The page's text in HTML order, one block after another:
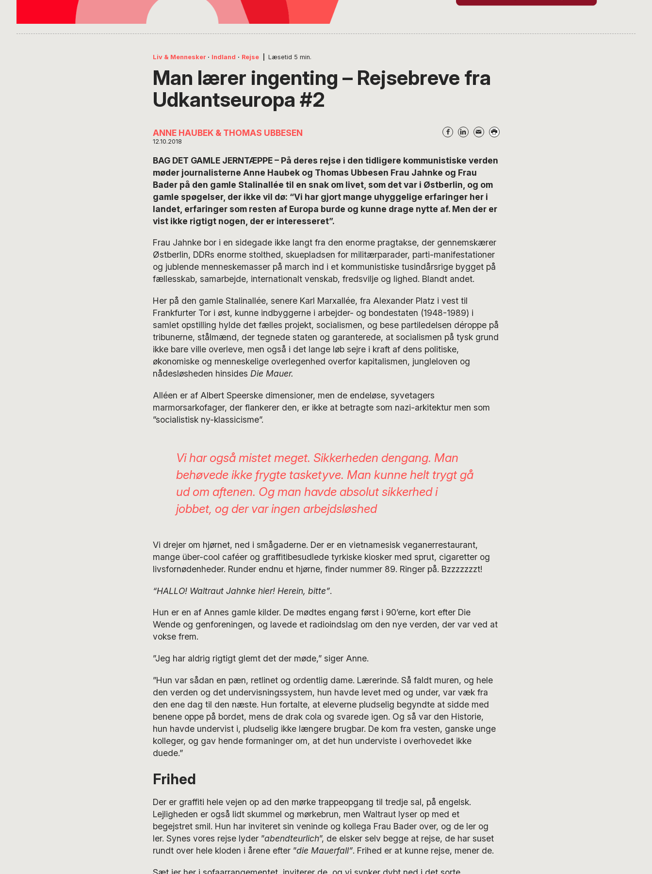
Liv & Mennesker · Indland · Rejse Læsetid 5 min.
Man lærer ingenting – Rejsebreve fra
Udkantseuropa #2
ANNE HAUBEK & THOMAS UBBESEN
12.10.2018
BAG DET GAMLE JERNTÆPPE – På deres rejse i den tidligere kommunistiske verden
møder journalisterne Anne Haubek og Thomas Ubbesen Frau Jahnke og Frau
Bader på den gamle Stalinallée til en snak om livet, som det var i Østberlin, og om
gamle spøgelser, der ikke vil dø: “Vi har gjort mange uhyggelige erfaringer her i
landet, erfaringer som resten af Europa burde og kunne drage nytte af. Men der er
vist ikke rigtigt nogen, der er interesseret”.
Frau Jahnke bor i en sidegade ikke langt fra den enorme pragtakse, der gennemskærer
Østberlin, DDRs enorme stolthed, skuepladsen for militærparader, parti-manifestationer
og jublende menneskemasser på march ind i et kommunistiske tusindårsrige bygget på
fællesskab, samarbejde, internationalt venskab, fredsvilje og lighed. Blandt andet.
Her på den gamle Stalinallée, senere Karl Marxallée, fra Alexander Platz i vest til
Frankfurter Tor i øst, kunne indbyggerne i arbejder- og bondestaten (1948-1989) i
samlet opstilling hylde det fælles projekt, socialismen, og bese partiledelsen déroppe på
tribunerne, stålmænd, der tegnede staten og garanterede, at socialismen på tysk grund
ikke bare ville overleve, men også i det lange løb sejre i kraft af dens politiske,
økonomiske og menneskelige overlegenhed overfor kapitalismen, jungleloven og
nådesløsheden hinsides Die Mauer.
Alléen er af Albert Speerske dimensioner, men de endeløse, syvetagers
marmorsarkofager, der flankerer den, er ikke at betragte som nazi-arkitektur men som
”socialistisk ny-klassicisme”.
Vi har også mistet meget. Sikkerheden dengang. Man
behøvede ikke frygte tasketyve. Man kunne helt trygt gå
ud om aftenen. Og man havde absolut sikkerhed i
jobbet, og der var ingen arbejdsløshed
Vi drejer om hjørnet, ned i smågaderne. Der er en vietnamesisk veganerrestaurant,
mange über-cool caféer og graffitibesudlede tyrkiske kiosker med sprut, cigaretter og
livsfornødenheder. Runder endnu et hjørne, finder nummer 89. Ringer på. Bzzzzzzzt!
“HALLO! Waltraut Jahnke hier! Herein, bitte”.
Hun er en af Annes gamle kilder. De mødtes engang først i 90’erne, kort efter Die
Wende og genforeningen, og lavede et radioindslag om den nye verden, der var ved at
vokse frem.
”Jeg har aldrig rigtigt glemt det der møde,” siger Anne.
”Hun var sådan en pæn, retlinet og ordentlig dame. Lærerinde. Så faldt muren, og hele
den verden og det undervisningssystem, hun havde levet med og under, var væk fra
den ene dag til den næste. Hun fortalte, at eleverne pludselig begyndte at sidde med
benene oppe på bordet, mens de drak cola og svarede igen. Og så var den Historie,
hun havde undervist i, pludselig ikke længere brugbar. De kom fra vesten, ganske unge
kolleger, og gav hende formaninger om, at det hun underviste i overhovedet ikke
duede.”
Frihed
Der er graffiti hele vejen op ad den mørke trappeopgang til tredje sal, på engelsk.
Lejligheden er også lidt skummel og mørkebrun, men Waltraut lyser op med et
begejstret smil. Hun har inviteret sin veninde og kollega Frau Bader over, og de ler og
ler. Synes vores rejse lyder ”abendteurlich”, de elsker selv begge at rejse, de har suset
rundt over hele kloden i årene efter ”die Mauerfall”. Frihed er at kunne rejse, mener de.